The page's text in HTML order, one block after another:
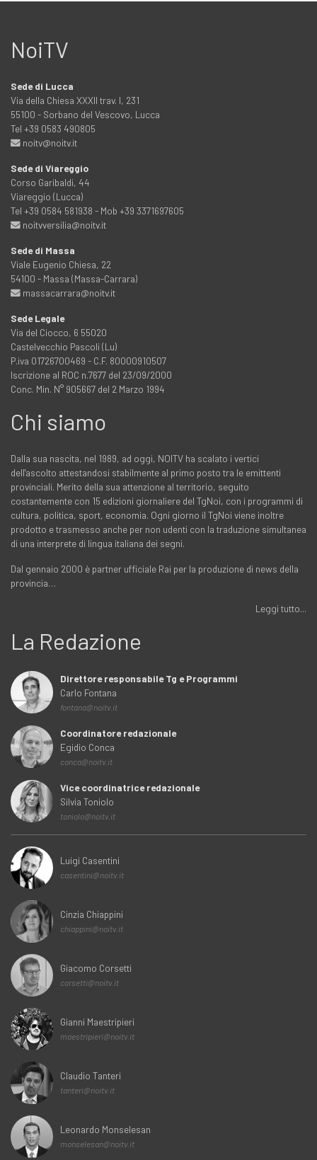
NoiTV
Sede di Lucca
Via della Chiesa XXXII trav. I, 231
55100 - Sorbano del Vescovo, Lucca
Tel +39 0583 490805
noitv@noitv.it
Sede di Viareggio
Corso Garibaldi, 44
Viareggio (Lucca)
Tel +39 0584 581938 - Mob +39 3371697605
noitvversilia@noitv.it
Sede di Massa
Viale Eugenio Chiesa, 22
54100 - Massa (Massa-Carrara)
massacarrara@noitv.it
Sede Legale
Via del Ciocco, 6 55020
Castelvecchio Pascoli (Lu)
P.iva 01726700469 - C.F. 80000910507
Iscrizione al ROC n.7677 del 23/09/2000
Conc. Min. N° 905667 del 2 Marzo 1994
Chi siamo
Dalla sua nascita, nel 1989, ad oggi, NOITV ha scalato i vertici
dell'ascolto attestandosi stabilmente al primo posto tra le emittenti
provinciali. Merito della sua attenzione al territorio, seguito
costantemente con 15 edizioni giornaliere del TgNoi, con i programmi di
cultura, politica, sport, economia. Ogni giorno il TgNoi viene inoltre
prodotto e trasmesso anche per non udenti con la traduzione simultanea
di una interprete di lingua italiana dei segni.
Dal gennaio 2000 è partner ufficiale Rai per la produzione di news della
provincia…
Leggi tutto...
La Redazione
Direttore responsabile Tg e Programmi
Carlo Fontana
fontana@noitv.it
Coordinatore redazionale
Egidio Conca
conca@noitv.it
Vice coordinatrice redazionale
Silvia Toniolo
toniolo@noitv.it
Luigi Casentini
casentini@noitv.it
Cinzia Chiappini
chiappini@noitv.it
Giacomo Corsetti
corsetti@noitv.it
Gianni Maestripieri
maestripieri@noitv.it
Claudio Tanteri
tanteri@noitv.it
Leonardo Monselesan
monselesan@noitv.it